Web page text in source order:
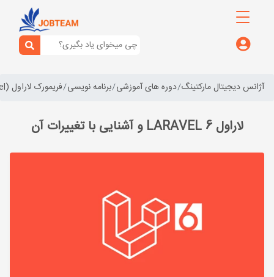
آژانس دیجیتال مارکتینگ دوره های آموزشی برنامه نویسی فریمورک لاراول (laravel)
لاراول 6 LARAVEL و آشنایی با تغییرات آن